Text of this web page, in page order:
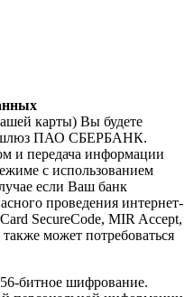
карты) Вы будете
шлюз ПАО СБЕРБАНК.
и передача информации
с использованием
если Ваш банк
проведения интернет-
SecureCode, MIR Accept,
может потребоваться
битное шифрование.